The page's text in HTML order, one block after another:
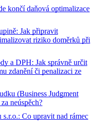
končí daňová optimalizace
Jak připravit
riziko doměrků při
a DPH: Jak správně určit
zdanění či penalizaci ze
(Business Judgment
neúspěch?
Co upravit nad rámec